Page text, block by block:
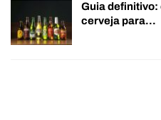
Guia definitivo:
cerveja para…